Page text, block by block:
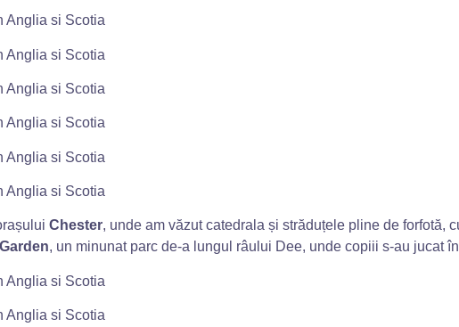
Chester, unde am văzut catedrala și străduțele pline de forfotă,
, un minunat parc de-a lungul râului Dee, unde copiii s-au jucat